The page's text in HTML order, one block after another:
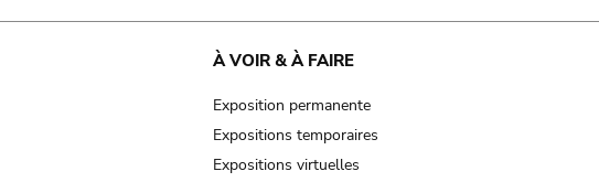
À VOIR & À FAIRE
Exposition permanente
Expositions temporaires
Expositions virtuelles